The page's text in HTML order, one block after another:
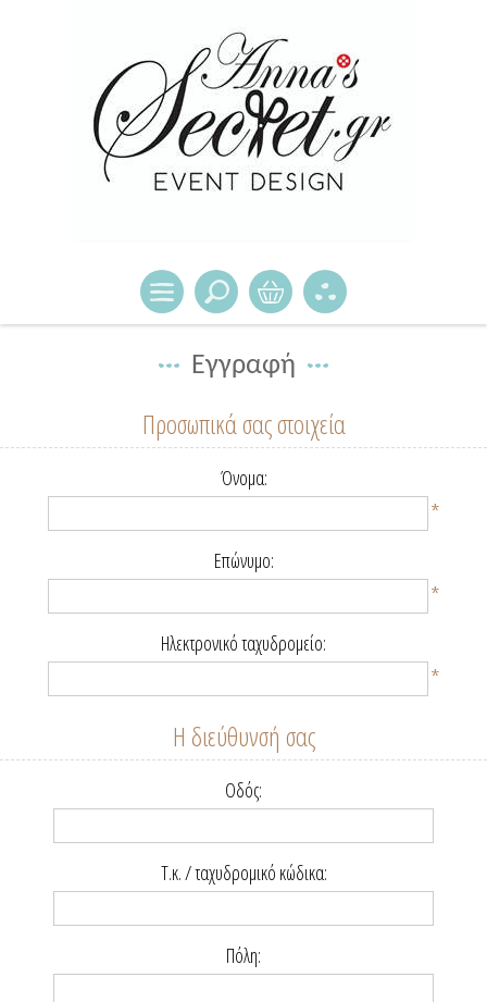
Εγγραφή
Προσωπικά σας στοιχεία
Όνομα:
*
Επώνυμο:
*
Ηλεκτρονικό ταχυδρομείο:
*
Η διεύθυνσή σας
Οδός:
Τ.κ. / ταχυδρομικό κώδικα:
Πόλη: